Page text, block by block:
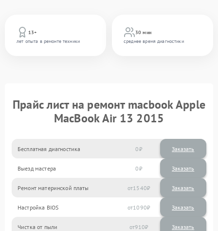
13+
лет опыта в ремонте техники
30 мин
среднее время диагностики
Прайс лист на ремонт macbook Apple
MacBook Air 13 2015
Бесплатная диагностика 0 Заказать
Выезд мастера 0 Заказать
Ремонт материнской платы 1540
Настройка BIOS 1090
Чистка от пыли 910